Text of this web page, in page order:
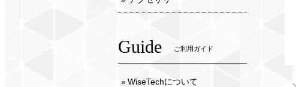
Guide ご利用ガイド
WiseTechについて